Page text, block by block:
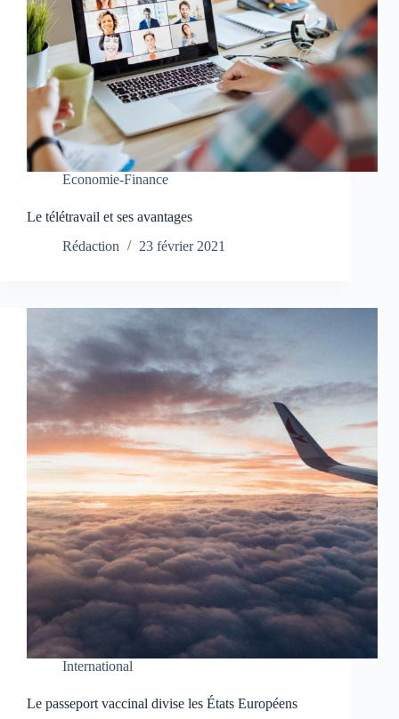
Economie-Finance
Le télétravail et ses avantages
Rédaction
23 février 2021
International
Le passeport vaccinal divise les États Européens